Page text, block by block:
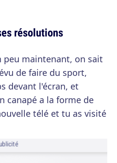
résolutions
peu maintenant, on sait
de faire du sport,
devant l'écran, et
canapé a la forme de
télé et tu as visité